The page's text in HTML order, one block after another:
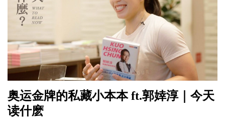
奥运金牌的私藏小本本 ft.郭婞淳｜今天
读什麽